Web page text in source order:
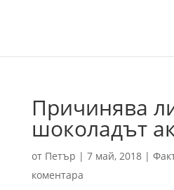
Причинява
шоколадът
от Петър | 7 май, 2018|
коментара